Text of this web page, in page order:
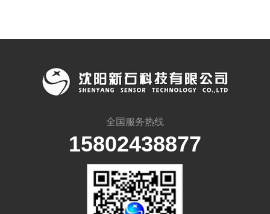
全国服务热线
15802438877